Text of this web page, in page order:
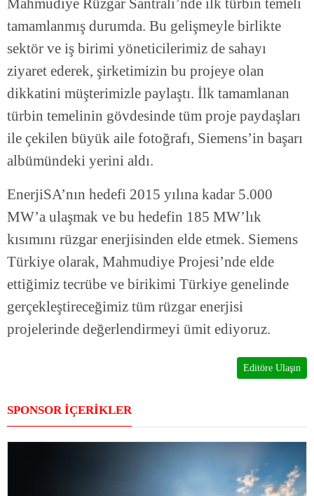
Mahmudiye Rüzgar Santrali’nde ilk türbin temeli
tamamlanmış durumda. Bu gelişmeyle birlikte
sektör ve iş birimi yöneticilerimiz de sahayı
ziyaret ederek, şirketimizin bu projeye olan
dikkatini müşterimizle paylaştı. İlk tamamlanan
türbin temelinin gövdesinde tüm proje paydaşları
ile çekilen büyük aile fotoğrafı, Siemens’in başarı
albümündeki yerini aldı.
EnerjiSA’nın hedefi 2015 yılına kadar 5.000
MW’a ulaşmak ve bu hedefin 185 MW’lık
kısımını rüzgar enerjisinden elde etmek. Siemens
Türkiye olarak, Mahmudiye Projesi’nde elde
ettiğimiz tecrübe ve birikimi Türkiye genelinde
gerçekleştireceğimiz tüm rüzgar enerjisi
projelerinde değerlendirmeyi ümit ediyoruz.
Editöre Ulaşın
SPONSOR İÇERİKLER